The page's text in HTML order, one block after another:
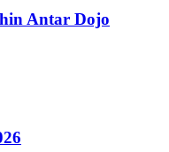
Antar Dojo